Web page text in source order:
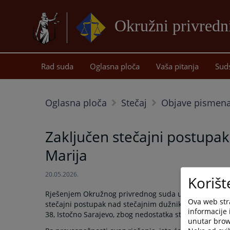
Okružni
Rad suda Oglasna ploča Vaša pitanja
Oglasna ploča Stečaj Objave
Zaključen stečajni
Marija
20.05.2026.
Rješenjem Okružnog privrednog suda u Istočnom
stečajni postupak nad stečajnim dužnikom
38, Istočno Sarajevo, zbog nedostatka stečajne mase.
Ova web
informacije
unutar